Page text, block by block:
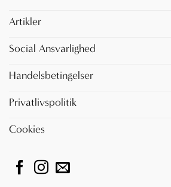
Artikler
Social Ansvarlighed
Handelsbetingelser
Privatlivspolitik
Cookies